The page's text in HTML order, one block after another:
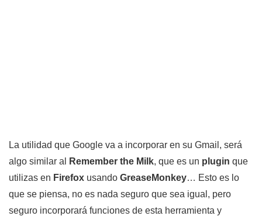
La utilidad que Google va a incorporar en su Gmail, será
algo similar al
Remember the Milk, que es un plugin que
utilizas en Firefox usando GreaseMonkey… Esto es lo
que se piensa, no es nada seguro que sea igual, pero
seguro incorporará funciones de esta herramienta y